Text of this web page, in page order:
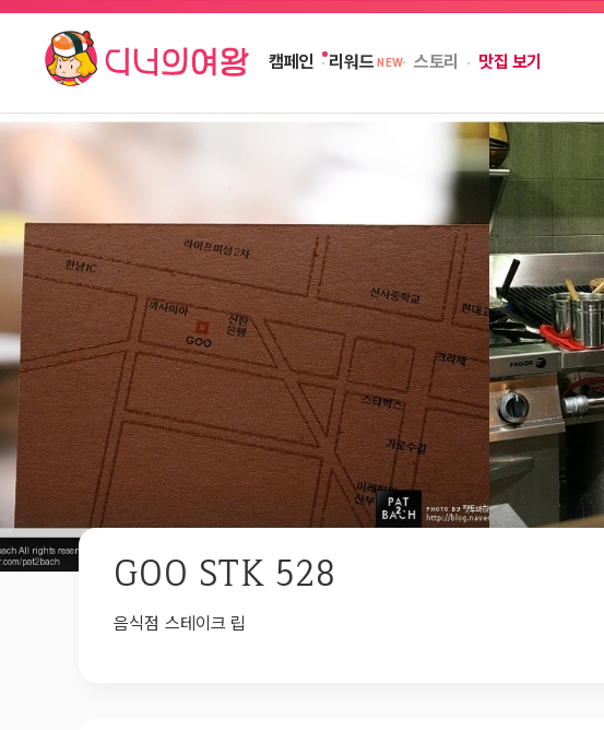
캠페인 리워드 NEW 스토리 맛집 보기
GOO STK 528
음식점 스테이크 립